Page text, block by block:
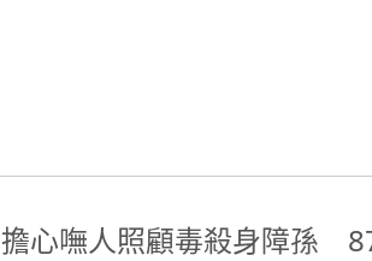
擔心嘸人照顧毒殺身障孫